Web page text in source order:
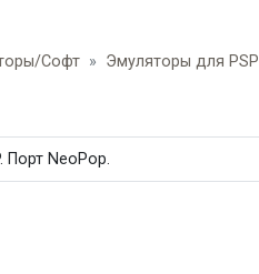
Софт Эмуляторы для PSP
Порт NeoPop.